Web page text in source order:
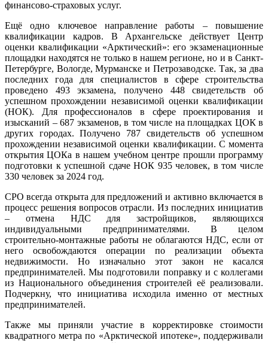
финансово-страховых услуг.
Ещё одно ключевое направление работы – повышение
квалификации кадров. В Архангельске действует Центр
оценки квалификации «Арктический»: его экзаменационные
площадки находятся не только в нашем регионе, но и в Санкт-
Петербурге, Вологде, Мурманске и Петрозаводске. Так, за два
последних года для специалистов в сфере строительства
проведено 493 экзамена, получено 448 свидетельств об
успешном прохождении независимой оценки квалификации
(НОК). Для профессионалов в сфере проектирования и
изысканий – 687 экзаменов, в том числе на площадках ЦОК в
других городах. Получено 787 свидетельств об успешном
прохождении независимой оценки квалификации. С момента
открытия ЦОКа в нашем учебном центре прошли программу
подготовки к успешной сдаче НОК 935 человек, в том числе
330 человек за 2024 год.
СРО всегда открыта для предложений и активно включается в
процесс решения вопросов отрасли. Из последних инициатив
– отмена НДС для застройщиков, являющихся
индивидуальными предпринимателями. В целом
строительно-монтажные работы не облагаются НДС, если от
него освобождаются операции по реализации объекта
недвижимости. Но изначально этот закон не касался
предпринимателей. Мы подготовили поправку и с коллегами
из Национального объединения строителей её реализовали.
Подчеркну, что инициатива исходила именно от местных
предпринимателей.
Также мы приняли участие в корректировке стоимости
квадратного метра по «Арктической ипотеке», поддерживали